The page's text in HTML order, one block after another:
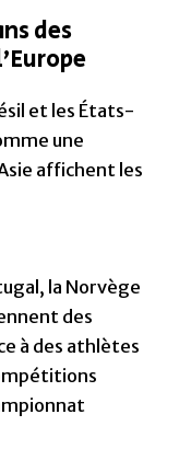
des
et les États-
une
affichent les
la Norvège
des
à des athlètes